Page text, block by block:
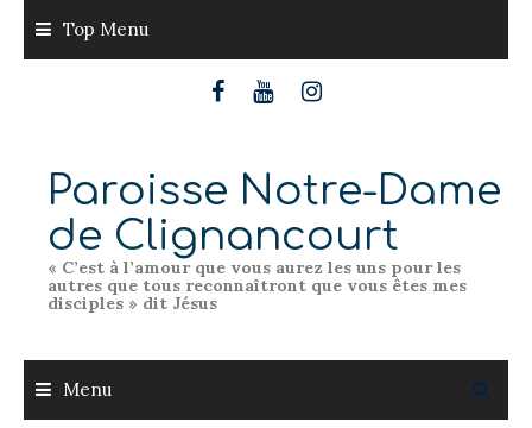
content
Top Menu
Paroisse Notre-Dame
de Clignancourt
« C’est à l’amour que vous aurez les uns pour les
autres que tous reconnaîtront que vous êtes mes
disciples » dit Jésus
Menu